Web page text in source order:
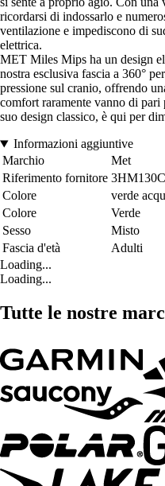
ricordarsi di indossarlo e
ventilazione e impediscono di
elettrica.
MET Miles Mips ha un design
nostra esclusiva fascia a 360°
pressione sul cranio, offrendo
comfort raramente vanno di
suo design classico, è qui per
Informazioni aggiuntive
Marchio
Met
Riferimento fornitore
Colore
verde
Colore
Verde
Sesso
Misto
Fascia d'età
Adulti
Loading...
Loading...
Tutte le nostre